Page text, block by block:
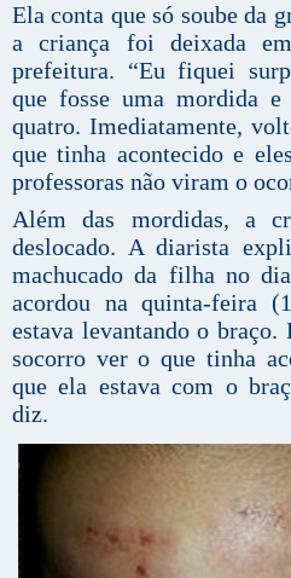
Ela conta que só soube da
a criança foi deixada
prefeitura. “Eu fiquei
que fosse uma mordida
quatro. Imediatamente,
que tinha acontecido e
professoras não viram o
Além das mordidas, a
deslocado. A diarista
machucado da filha no
acordou na quinta-feira
estava levantando o
socorro ver o que tinha
que ela estava com o
diz.